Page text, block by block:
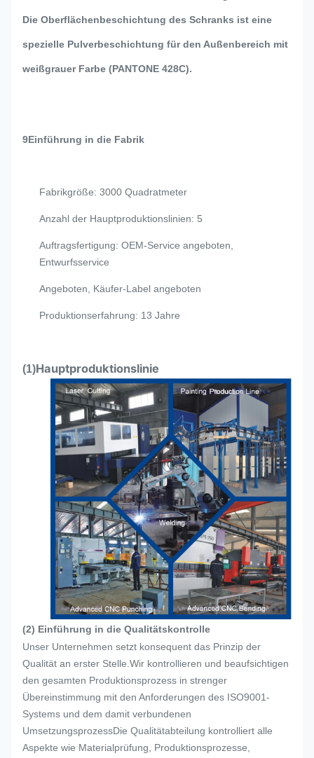
Die Oberflächenbeschichtung des Schranks ist eine
spezielle Pulverbeschichtung für den Außenbereich mit
weißgrauer Farbe (PANTONE 428C).
9Einführung in die Fabrik
Fabrikgröße: 3000 Quadratmeter
Anzahl der Hauptproduktionslinien: 5
Auftragsfertigung: OEM-Service angeboten,
Entwurfsservice
Angeboten, Käufer-Label angeboten
Produktionserfahrung: 13 Jahre
(1)Hauptproduktionslinie
(2) Einführung in die Qualitätskontrolle
Unser Unternehmen setzt konsequent das Prinzip der
Qualität an erster Stelle.Wir kontrollieren und beaufsichtigen
den gesamten Produktionsprozess in strenger
Übereinstimmung mit den Anforderungen des ISO9001-
Systems und dem damit verbundenen
UmsetzungsprozessDie Qualitätabteilung kontrolliert alle
Aspekte wie Materialprüfung, Produktionsprozesse,